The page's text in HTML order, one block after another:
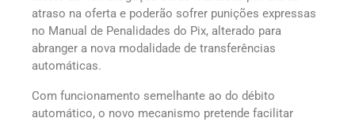
atraso na oferta e poderão sofrer punições expressas
no Manual de Penalidades do Pix, alterado para
abranger a nova modalidade de transferências
automáticas.
Com funcionamento semelhante ao do débito
automático, o novo mecanismo pretende facilitar